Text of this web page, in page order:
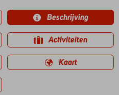
Beschrijving
Activiteiten
Kaart